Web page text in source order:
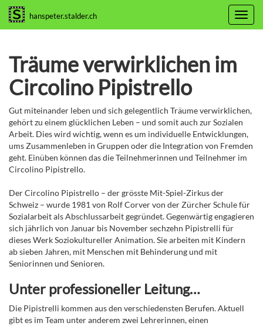
hanspeter.stalder.ch
Träume verwirklichen im
Circolino Pipistrello
Gut miteinander leben und sich gelegentlich Träume verwirklichen,
gehört zu einem glücklichen Leben – und somit auch zur Sozialen
Arbeit. Dies wird wichtig, wenn es um individuelle Entwicklungen,
ums Zusammenleben in Gruppen oder die Integration von Fremden
geht. Einüben können das die Teilnehmerinnen und Teilnehmer im
Circolino Pipistrello.
Der Circolino Pipistrello – der grösste Mit-Spiel-Zirkus der
Schweiz – wurde 1981 von Rolf Corver von der Zürcher Schule für
Sozialarbeit als Abschlussarbeit gegründet. Gegenwärtig engagieren
sich jährlich von Januar bis November sechzehn Pipistrelli für
dieses Werk Soziokultureller Animation. Sie arbeiten mit Kindern
ab sieben Jahren, mit Menschen mit Behinderung und mit
Seniorinnen und Senioren.
Unter professioneller Leitung…
Die Pipistrelli kommen aus den verschiedensten Berufen. Aktuell
gibt es im Team unter anderem zwei Lehrerinnen, einen